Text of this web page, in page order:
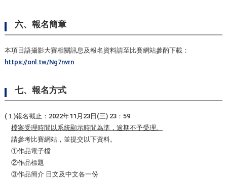
六、報名簡章
本項日語攝影大賽相關訊息及報名資料請至比賽網站參酌下載：
https://onl.tw/Ng7nvrn
七、報名方式
(１)報名截止：2022年11月23日(三) 23：59
檔案受理時間以系統顯示時間為準，逾期不予受理。
請參考比賽網站，並提交以下資料。
①作品電子檔
②作品標題
③作品簡介 日文及中文各一份